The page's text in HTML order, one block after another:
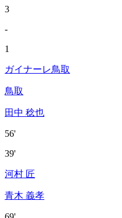
3
-
1
ガイナーレ鳥取
鳥取
田中 稔也
56'
39'
河村 匠
青木 義孝